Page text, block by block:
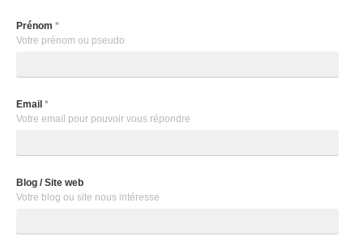
Prénom *
Votre prénom ou pseudo
Email *
Votre email pour pouvoir vous répondre
Blog / Site web
Votre blog ou site nous intéresse